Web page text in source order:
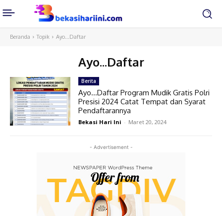
Beranda Topik Ayo...Daftar
Ayo...Daftar
- Advertisement -
Berita
Ayo…Daftar Program Mudik Gratis Polri
Presisi 2024 Catat Tempat dan Syarat
Pendaftarannya
Bekasi Hari Ini - Maret 20, 2024